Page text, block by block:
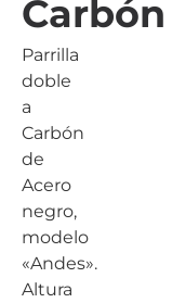
Carbón
Parrilla
doble
a
Carbón
de
Acero
negro,
modelo
«Andes».
Altura